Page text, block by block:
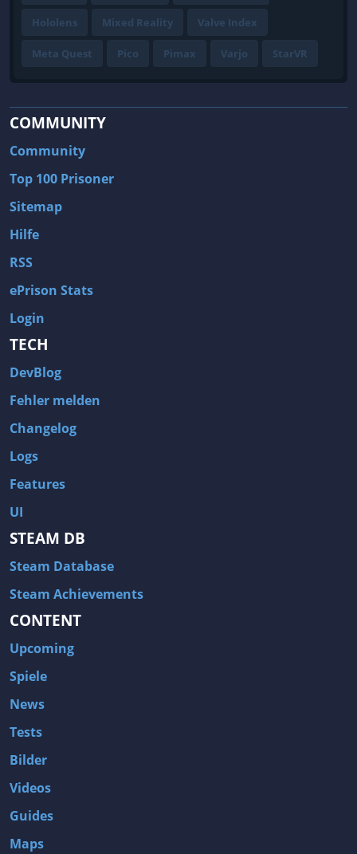
Hololens Mixed Reality Valve Index
Meta Quest Pico Pimax Varjo StarVR
COMMUNITY
Community
Top 100 Prisoner
Sitemap
Hilfe
RSS
ePrison Stats
Login
TECH
DevBlog
Fehler melden
Changelog
Logs
Features
UI
STEAM DB
Steam Database
Steam Achievements
CONTENT
Upcoming
Spiele
News
Tests
Bilder
Videos
Guides
Maps